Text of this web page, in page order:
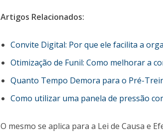
Artigos Relacionados:
Convite Digital: Por que ele facilita a
Otimização de Funil: Como melhorar a
Quanto Tempo Demora para o Pré-
Como utilizar uma panela de pressão
O mesmo se aplica para a Lei de Causa e